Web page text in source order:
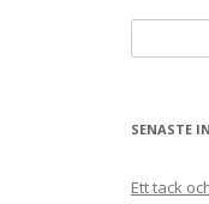
efter:
SENASTE
Ett tack